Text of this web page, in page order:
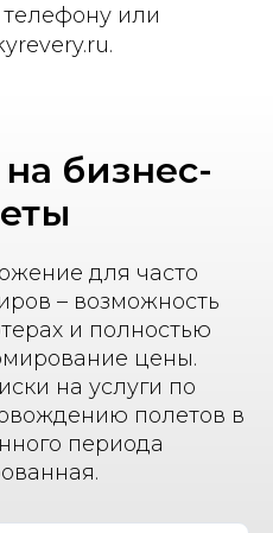
или
бизнес-
для часто
– возможность
и полностью
цены.
на услуги по
полетов в
периода